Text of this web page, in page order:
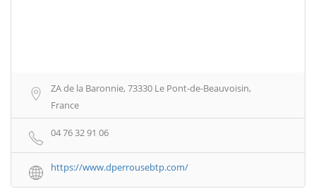
ZA de la Baronnie, 73330 Le Pont-de-Beauvoisin,
France
04 76 32 91 06
https://www.dperrousebtp.com/